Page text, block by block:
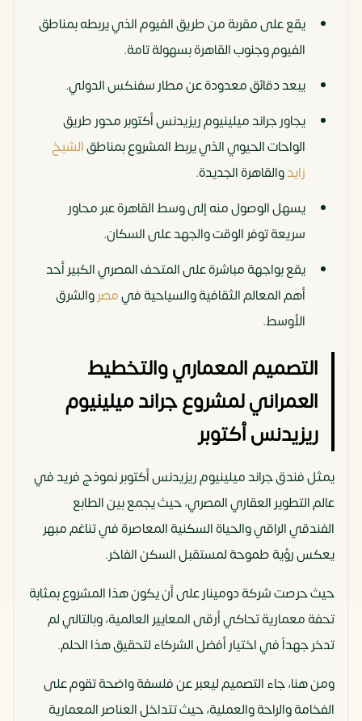
يقع على مقربة من طريق الفيوم الذي يربطه بمناطق
الفيوم وجنوب القاهرة بسهولة تامة.
يبعد دقائق معدودة عن مطار سفنكس الدولي.
يجاور جراند ميلينيوم ريزيدنس أكتوبر محور طريق
الواحات الحيوي الذي يربط المشروع بمناطقالشيخ
زايدوالقاهرة الجديدة.
يسهل الوصول منه إلى وسط القاهرة عبر محاور
سريعة توفر الوقت والجهد على السكان.
يقع بواجهة مباشرة على المتحف المصري الكبير أحد
أهم المعالم الثقافية والسياحية فيمصروالشرق
الأوسط.
التصميم المعماري والتخطيط
العمراني لمشروع جراند ميلينيوم
ريزيدنس أكتوبر
يمثل فندق جراند ميلينيوم ريزيدنس أكتوبر نموذج فريد في
عالم التطوير العقاري المصري، حيث يجمع بين الطابع
الفندقي الراقي والحياة السكنية المعاصرة في تناغم مبهر
يعكس رؤية طموحة لمستقبل السكن الفاخر.
حيث حرصت شركة دومينار على أن يكون هذا المشروع بمثابة
تحفة معمارية تحاكي أرقى المعايير العالمية، وبالتالي لم
تدخر جهداً في اختيار أفضل الشركاء لتحقيق هذا الحلم.
ومن هنا، جاء التصميم ليعبر عن فلسفة واضحة تقوم على
الفخامة والراحة والعملية، حيث تتداخل العناصر المعمارية